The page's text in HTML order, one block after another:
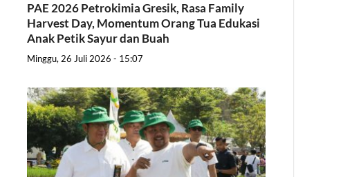
PAE 2026 Petrokimia Gresik, Rasa Family
Harvest Day, Momentum Orang Tua Edukasi
Anak Petik Sayur dan Buah
Minggu, 26 Juli 2026 - 15:07